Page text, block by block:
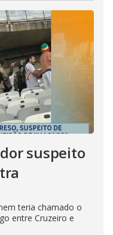
suspeito
teria chamado o
entre Cruzeiro e